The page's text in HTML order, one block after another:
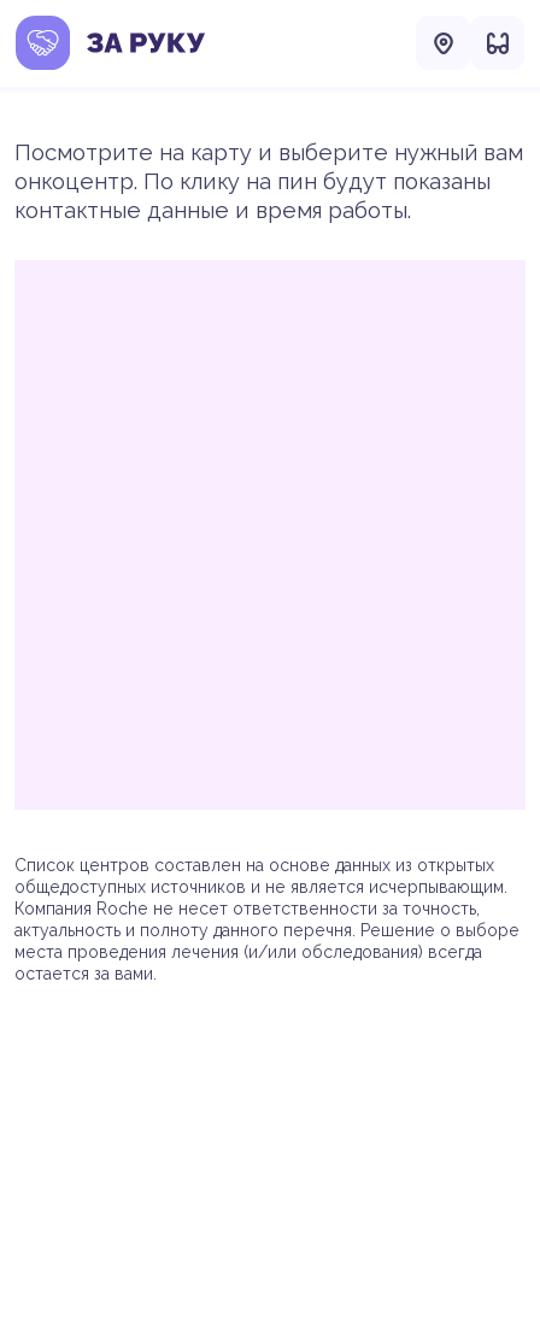
Посмотрите на карту и выберите нужный вам
онкоцентр. По клику на пин будут показаны
контактные данные и время работы.
Список центров составлен на основе данных из открытых
общедоступных источников и не является исчерпывающим.
Компания Roche не несет ответственности за точность,
актуальность и полноту данного перечня. Решение о выборе
места проведения лечения (и/или обследования) всегда
остается за вами.